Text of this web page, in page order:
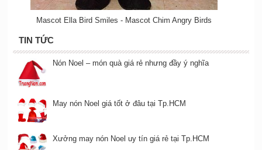
Mascot Ella Bird Smiles - Mascot Chim Angry Birds
TIN TỨC
Nón Noel – món quà giá rẻ nhưng đầy ý nghĩa
May nón Noel giá tốt ở đâu tại Tp.HCM
Xưởng may nón Noel uy tín giá rẻ tại Tp.HCM